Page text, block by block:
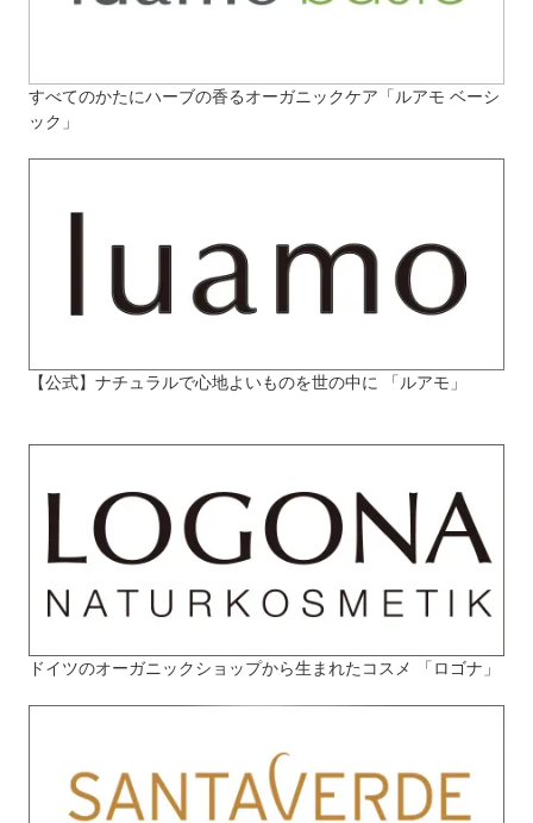
すべてのかたにハーブの香るオーガニックケア「ルアモ ベーシ
ック」
【公式】ナチュラルで心地よいものを世の中に 「ルアモ」
ドイツのオーガニックショップから生まれたコスメ 「ロゴナ」